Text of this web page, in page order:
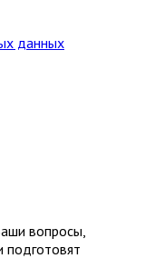
данных
вопросы,